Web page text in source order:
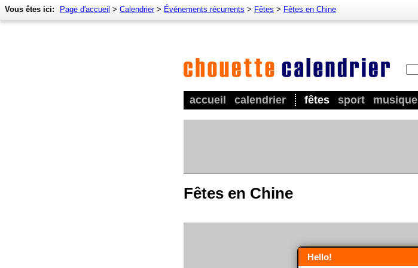
accueil calendrier fêtes sport musique
Vous êtes ici: Page d'accueil > Calendrier> Événements récurrents > Fêtes > Fêtes en Chine
Fêtes en Chine
Hello!